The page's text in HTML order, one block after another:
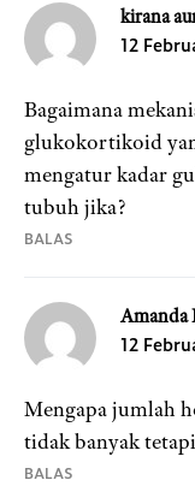
kirana
12
Bagaimana
glukokortikoid
mengatur kadar
tubuh jika?
BALAS
Amanda
12
Mengapa jumlah
tidak banyak
BALAS